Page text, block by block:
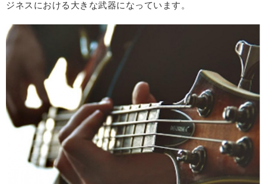
ジネスにおける大きな武器になっています。